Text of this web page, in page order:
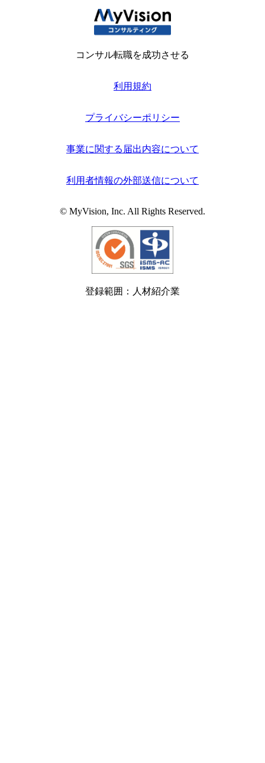
コンサル転職を成功させる
利用規約
プライバシーポリシー
事業に関する届出内容について
利用者情報の外部送信について
© MyVision, Inc. All Rights Reserved.
登録範囲：人材紹介業